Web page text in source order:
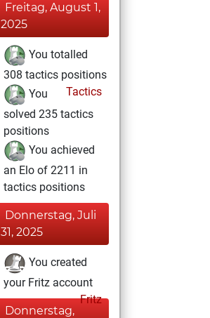
Freitag, August 1,
2025
You totalled
308 tactics positions
Tactics
You
solved 235 tactics
positions
You achieved
an Elo of 2211 in
tactics positions
Donnerstag, Juli
31, 2025
You created
your Fritz account
Fritz
Donnerstag,